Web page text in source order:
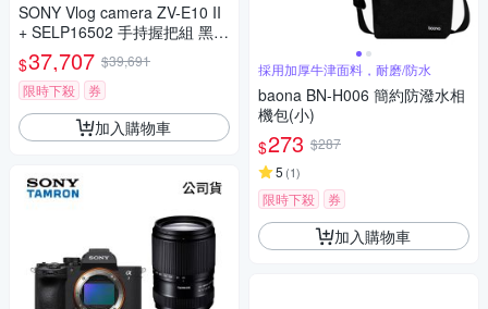
SONY Vlog camera ZV-E10 II
+ SELP16502 手持握把組 黑
(公司貨) ZV-E10M2K
$37,707 $39,691
限時下殺
券
加入購物車
採用加厚牛津面料，耐磨/防水
baona BN-H006 簡約防潑水相
機包(小)
$273 $287
5 (1)
限時下殺 券
加入購物車